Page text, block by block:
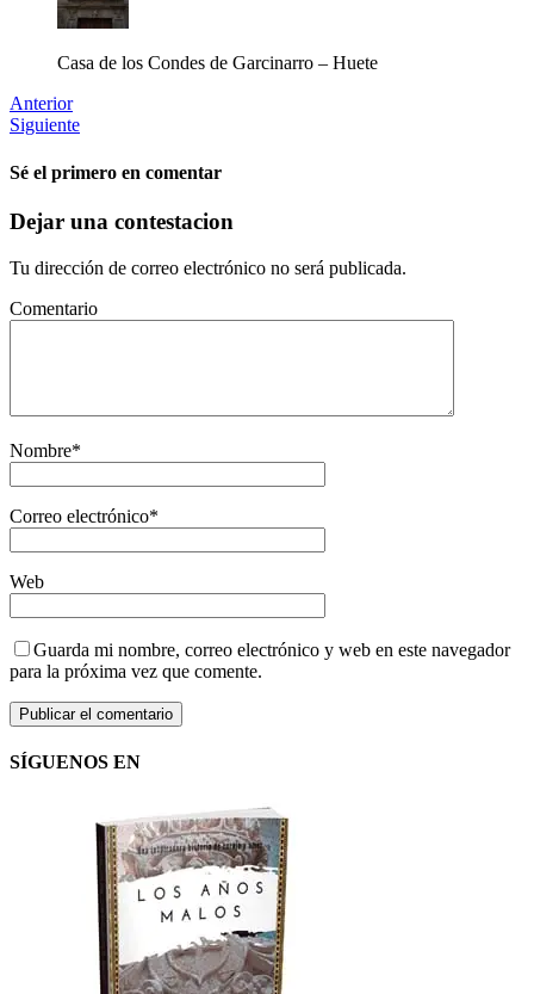
Casa de los Condes de Garcinarro – Huete
Anterior
Siguiente
Sé el primero en comentar
Dejar una contestacion
Tu dirección de correo electrónico no será publicada.
Comentario
Nombre*
Correo electrónico*
Web
Guarda mi nombre, correo electrónico y web en este navegador
para la próxima vez que comente.
SÍGUENOS EN